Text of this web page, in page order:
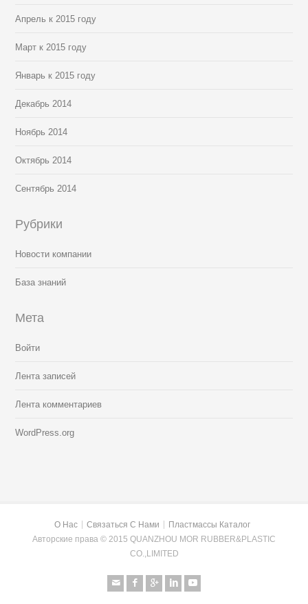
Апрель к 2015 году
Март к 2015 году
Январь к 2015 году
Декабрь 2014
Ноябрь 2014
Октябрь 2014
Сентябрь 2014
Рубрики
Новости компании
База знаний
Мета
Войти
Лента записей
Лента комментариев
WordPress.org
О Нас Связаться С Нами
Пластмассы Каталог
Авторские права © 2015 QUANZHOU MOR RUBBER&PLASTIC
CO.,LIMITED